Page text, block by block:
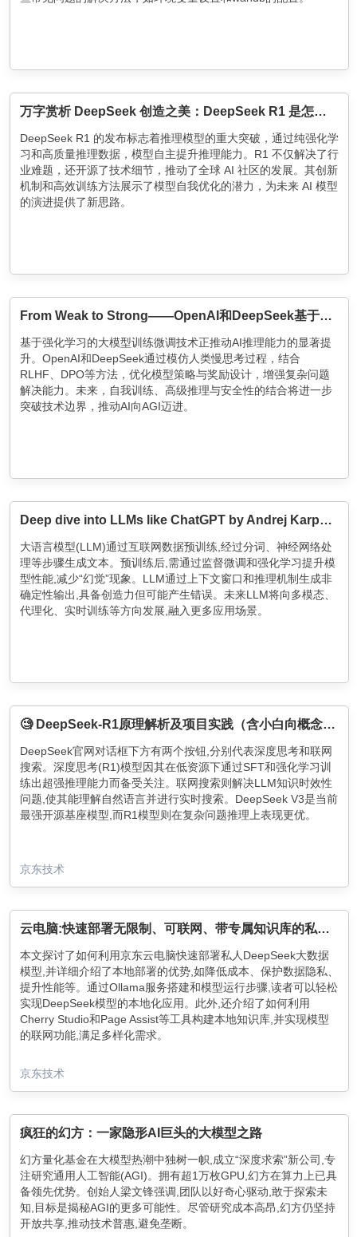
万字赏析 DeepSeek 创造之美：DeepSeek R1 是怎样炼成的？
DeepSeek R1 的发布标志着推理模型的重大突破，通过纯强化学
习和高质量推理数据，模型自主提升推理能力。R1 不仅解决了行
业难题，还开源了技术细节，推动了全球 AI 社区的发展。其创新
机制和高效训练方法展示了模型自我优化的潜力，为未来 AI 模型
的演进提供了新思路。
From Weak to Strong——OpenAI和DeepSeek基于强化学习的大模型训练微调技术解析
基于强化学习的大模型训练微调技术正推动AI推理能力的显著提
升。OpenAI和DeepSeek通过模仿人类慢思考过程，结合
RLHF、DPO等方法，优化模型策略与奖励设计，增强复杂问题
解决能力。未来，自我训练、高级推理与安全性的结合将进一步
突破技术边界，推动AI向AGI迈进。
Deep dive into LLMs like ChatGPT by Andrej Karpathy (TL;DR)
大语言模型(LLM)通过互联网数据预训练,经过分词、神经网络处
理等步骤生成文本。预训练后,需通过监督微调和强化学习提升模
型性能,减少“幻觉”现象。LLM通过上下文窗口和推理机制生成非
确定性输出,具备创造力但可能产生错误。未来LLM将向多模态、
代理化、实时训练等方向发展,融入更多应用场景。
🧐 DeepSeek-R1原理解析及项目实践（含小白向概念解读）
DeepSeek官网对话框下方有两个按钮,分别代表深度思考和联网
搜索。深度思考(R1)模型因其在低资源下通过SFT和强化学习训
练出超强推理能力而备受关注。联网搜索则解决LLM知识时效性
问题,使其能理解自然语言并进行实时搜索。DeepSeek V3是当前
最强开源基座模型,而R1模型则在复杂问题推理上表现更优。
京东技术
云电脑:快速部署无限制、可联网、带专属知识库的私人 DeepSeek 大数据模型
本文探讨了如何利用京东云电脑快速部署私人DeepSeek大数据
模型,并详细介绍了本地部署的优势,如降低成本、保护数据隐私、
提升性能等。通过Ollama服务搭建和模型运行步骤,读者可以轻松
实现DeepSeek模型的本地化应用。此外,还介绍了如何利用
Cherry Studio和Page Assist等工具构建本地知识库,并实现模型
的联网功能,满足多样化需求。
京东技术
疯狂的幻方：一家隐形AI巨头的大模型之路
幻方量化基金在大模型热潮中独树一帜,成立“深度求索”新公司,专
注研究通用人工智能(AGI)。拥有超1万枚GPU,幻方在算力上已具
备领先优势。创始人梁文锋强调,团队以好奇心驱动,敢于探索未
知,目标是揭秘AGI的更多可能性。尽管研究成本高昂,幻方仍坚持
开放共享,推动技术普惠,避免垄断。